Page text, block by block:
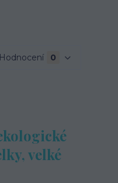
Hodnocení 0
velké